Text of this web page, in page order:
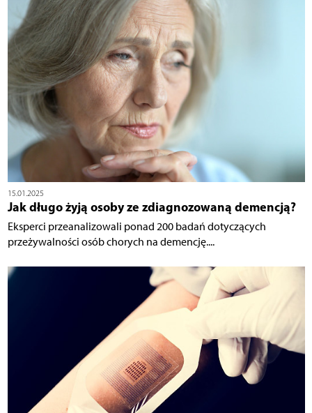
15.01.2025
Jak długo żyją osoby ze zdiagnozowaną demencją?
Eksperci przeanalizowali ponad 200 badań dotyczących
przeżywalności osób chorych na demencję....